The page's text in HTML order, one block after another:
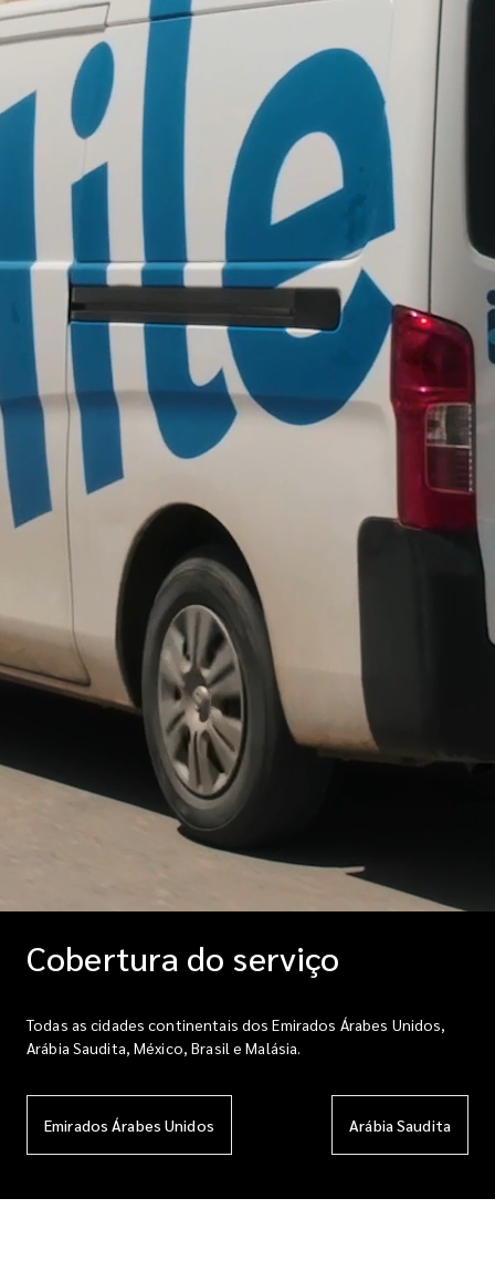
Cobertura do serviço
Todas as cidades continentais dos Emirados Árabes Unidos,
Arábia Saudita, México, Brasil e Malásia.
Emirados Árabes Unidos Arábia Saudita